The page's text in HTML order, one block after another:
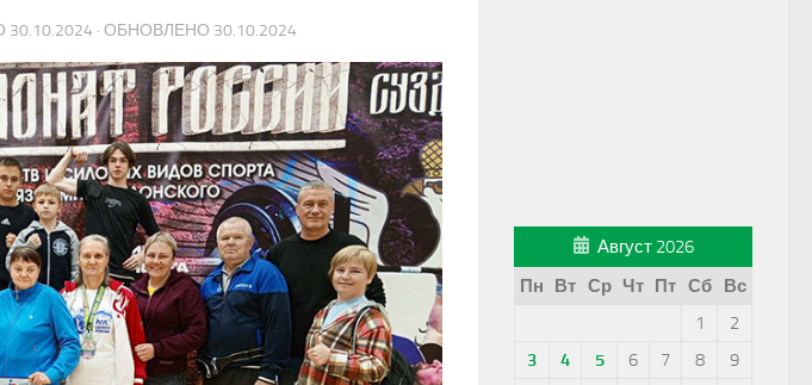
30.10.2024 · ОБНОВЛЕНО 30.10.2024
Август 2026
Пн
Вт Ср Чт Пт Сб
Вс
1
2
3
4 5 6 7 8
9